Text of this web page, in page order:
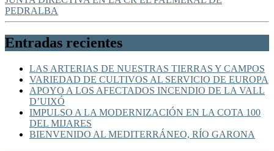
PEDRALBA
Entradas recientes
LAS ARTERIAS DE NUESTRAS TIERRAS Y CAMPOS
VARIEDAD DE CULTIVOS AL SERVICIO DE EUROPA
APOYO A LOS AFECTADOS INCENDIO DE LA VALL
D’UIXÓ
IMPULSO A LA MODERNIZACIÓN EN LA COTA 100
DEL MIJARES
BIENVENIDO AL MEDITERRÁNEO, RÍO GARONA